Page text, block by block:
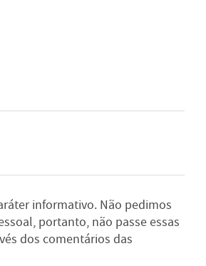
informativo. Não pedimos
portanto, não passe essas
dos comentários das